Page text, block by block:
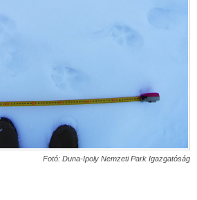
Fotó: Duna-Ipoly Nemzeti Park Igazgatóság